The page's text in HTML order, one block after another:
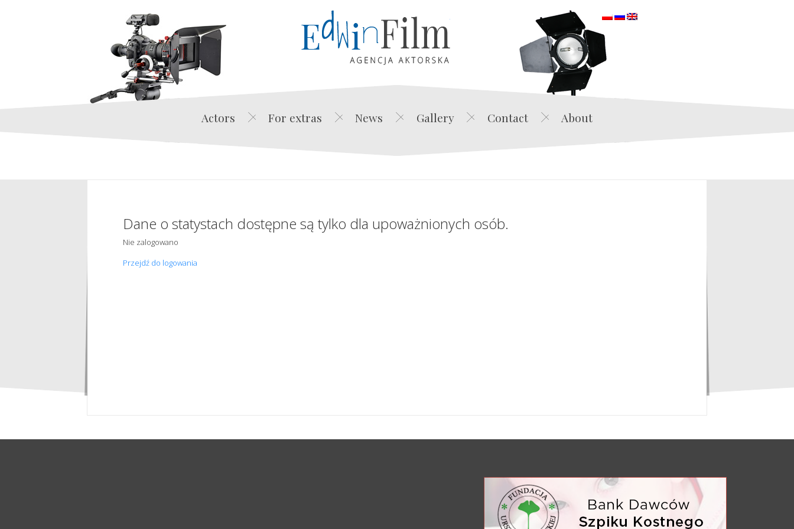
Edwin Film Agencja Aktorska
Actors For extras News Gallery Contact About
Dane o statystach dostępne są tylko dla upoważnionych osób.
Nie zalogowano
Przejdź do logowania